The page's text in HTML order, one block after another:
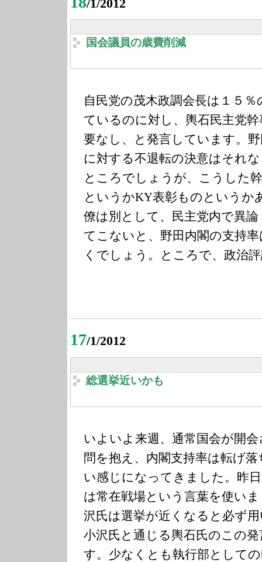
/1/2012
国会議員の歳費削減
自民党の茂木政調会長は１５
ているのに対し、輿石民主党
要なし、と発言しています。
に対する不退転の決意はそれ
ところでしょうが、こうした
というかKY表彰ものというか
僚は別として、民主党内で異
てこないと、野田内閣の支持
くでしょう。ところで、政治
17/1/2012
総選挙近いかも
いよいよ来週、通常国会が開
問を抱え、内閣支持率は転げ
い感じになってきました。昨
は常在戦場という言葉を使い
沢氏は選挙が近くなると必ず
小沢氏と通じる輿石氏のこの
す。少なくとも執行部として